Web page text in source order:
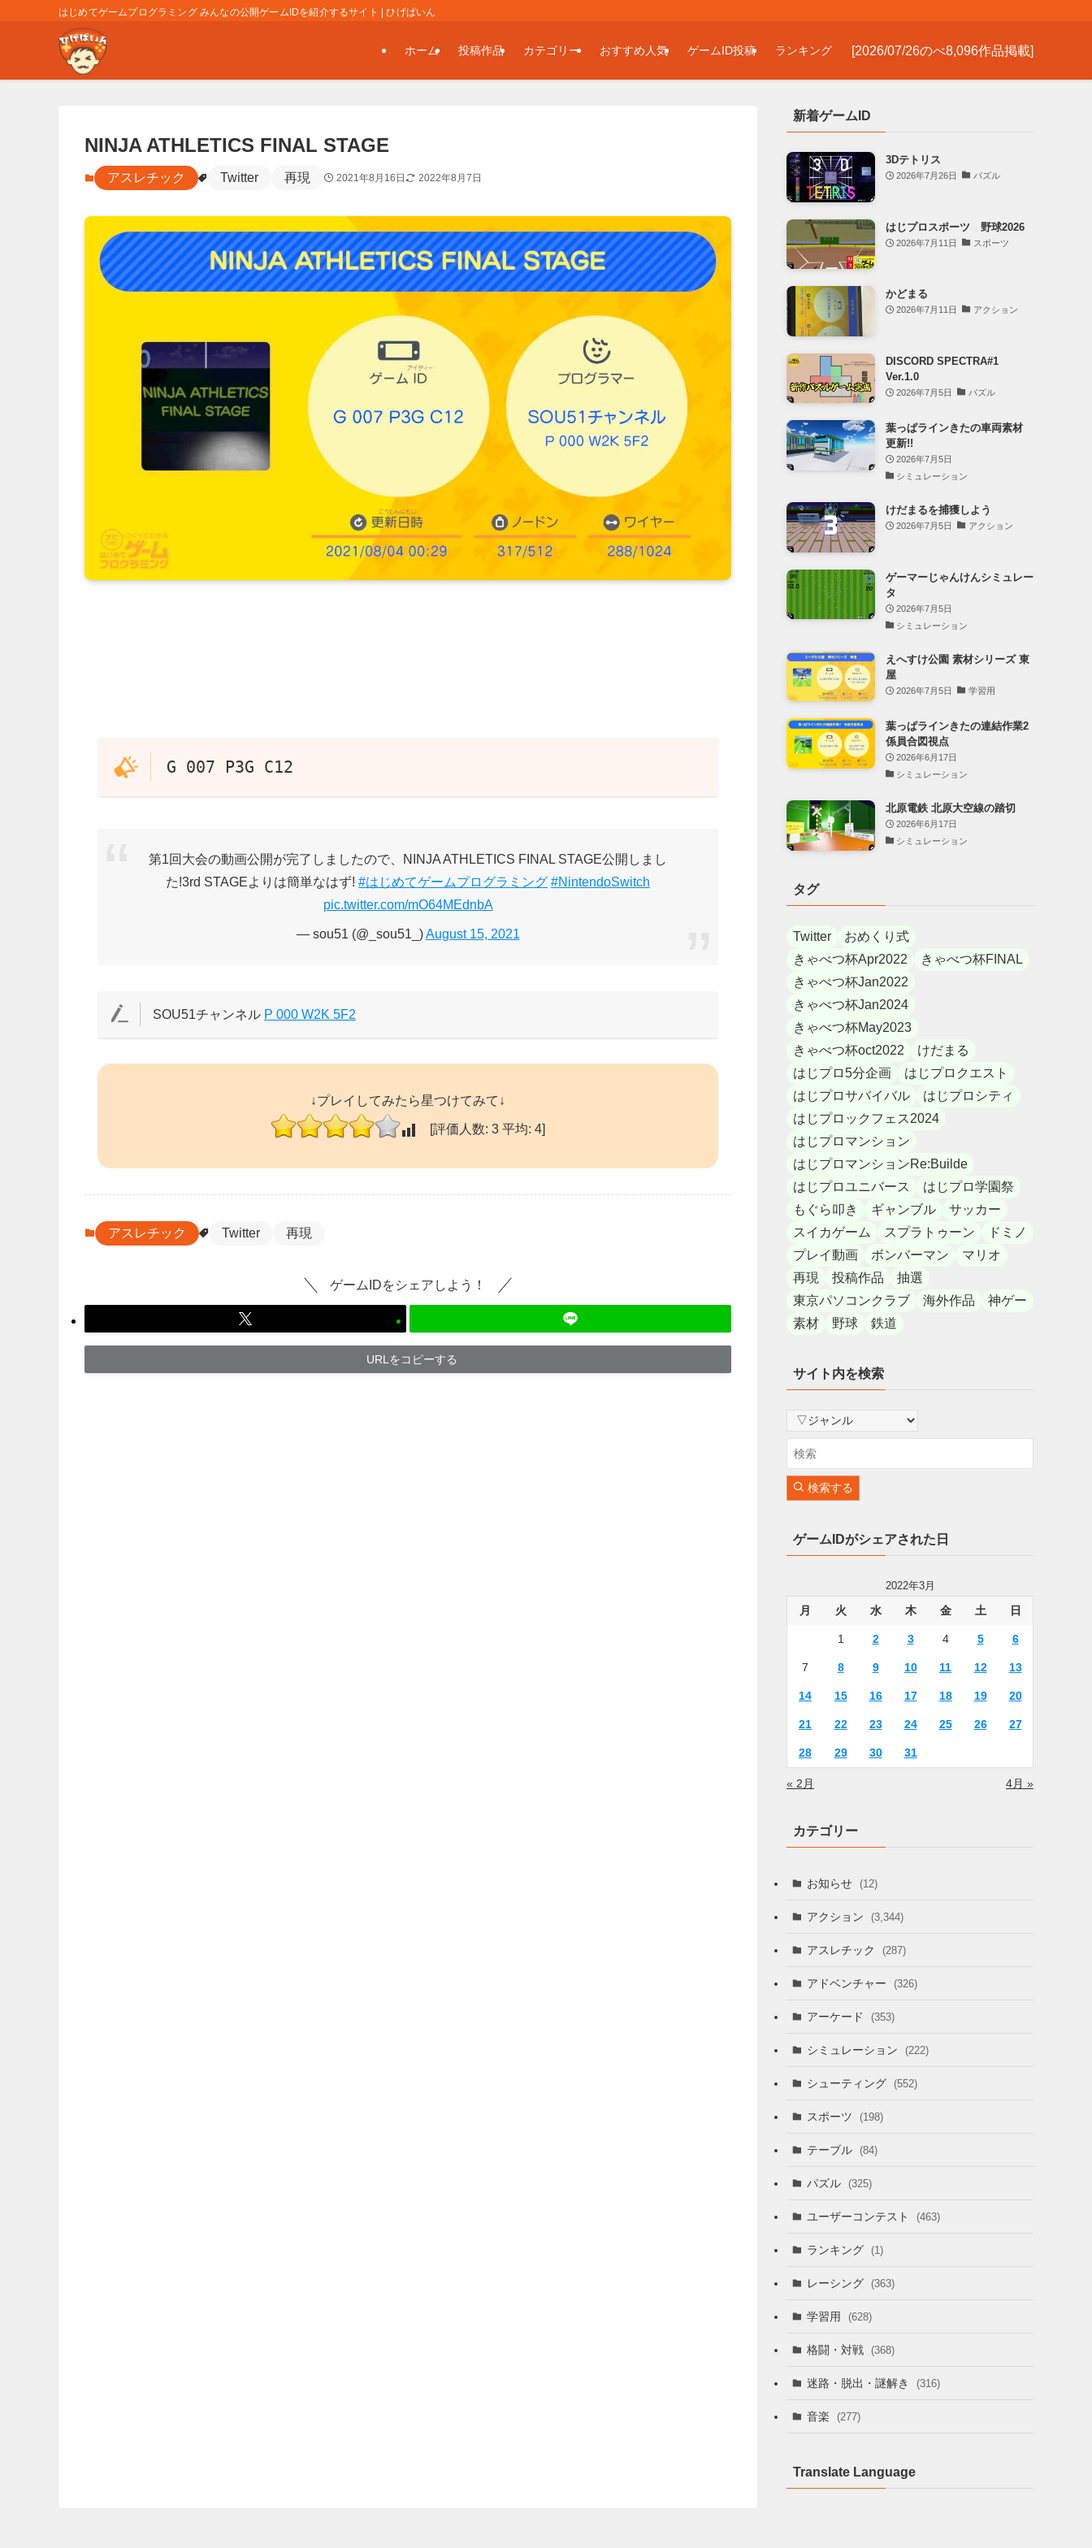
はじめてゲームプログラミング みんなの公開ゲームIDを紹介するサイト | ひげぱいん
ホーム 投稿作品 カテゴリー おすすめ人気 ゲームID投稿 ランキング [2026/07/26のべ8,096作品掲載]
NINJA ATHLETICS FINAL STAGE
アスレチック Twitter 再現 2021年8月16日 2022年8月7日
G 007 P3G C12
第1回大会の動画公開が完了しましたので、NINJA ATHLETICS FINAL STAGE公開しまし
た!3rd STAGEよりは簡単なはず! #はじめてゲームプログラミング #NintendoSwitch
pic.twitter.com/mO64MEdnbA
— sou51 (@_sou51_)August 15, 2021
SOU51チャンネル P 000 W2K 5F2
↓プレイしてみたら星つけてみて↓
[評価人数: 3 平均: 4]
アスレチック Twitter 再現
ゲームIDをシェアしよう！
URLをコピーする
新着ゲームID
3Dテトリス
2026年7月26日 パズル
はじプロスポーツ 野球2026
2026年7月11日 スポーツ
かどまる
2026年7月11日 アクション
DISCORD SPECTRA#1
Ver.1.0
2026年7月5日 パズル
葉っぱラインきたの車両素材
更新!!
2026年7月5日
シミュレーション
けだまるを捕獲しよう
2026年7月5日 アクション
ゲーマーじゃんけんシミュレー
タ
2026年7月5日
シミュレーション
えへすけ公園 素材シリーズ 東
屋
2026年7月5日 学習用
葉っぱラインきたの連結作業2
係員合図視点
2026年6月17日
シミュレーション
北原電鉄 北原大空線の踏切
2026年6月17日
シミュレーション
タグ
Twitter
おめくり式
きゃべつ杯Apr2022
きゃべつ杯FINAL
きゃべつ杯Jan2022
きゃべつ杯Jan2024
きゃべつ杯May2023
きゃべつ杯oct2022
けだまる
はじプロ5分企画
はじプロクエスト
はじプロサバイバル
はじプロシティ
はじプロックフェス2024
はじプロマンション
はじプロマンションRe:Builde
はじプロユニバース
はじプロ学園祭
もぐら叩き
ギャンブル
サッカー
スイカゲーム
スプラトゥーン
ドミノ
プレイ動画
ボンバーマン
マリオ
再現
投稿作品
抽選
東京パソコンクラブ
海外作品
神ゲー
素材
野球 鉄道
サイト内を検索
検索する
ゲームIDがシェアされた日
2022年3月
月 火 水 木 金 土 日
1 2 3 4 5 6
7 8 9 10 11 12 13
14 15 16 17 18 19 20
21 22 23 24 25 26 27
28 29 30 31
« 2月 4月 »
カテゴリー
お知らせ (12)
アクション (3,344)
アスレチック (287)
アドベンチャー (326)
アーケード (353)
シミュレーション (222)
シューティング (552)
スポーツ (198)
テーブル (84)
パズル (325)
ユーザーコンテスト (463)
ランキング (1)
レーシング (363)
学習用 (628)
格闘・対戦 (368)
迷路・脱出・謎解き (316)
音楽 (277)
Translate Language